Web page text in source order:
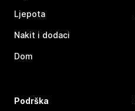
Ljepota
Nakit i dodaci
Dom
Podrška